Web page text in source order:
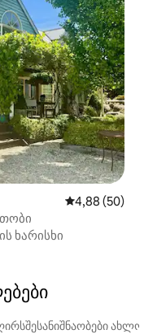
საშუალო
4,88 (50)
ხარისხი